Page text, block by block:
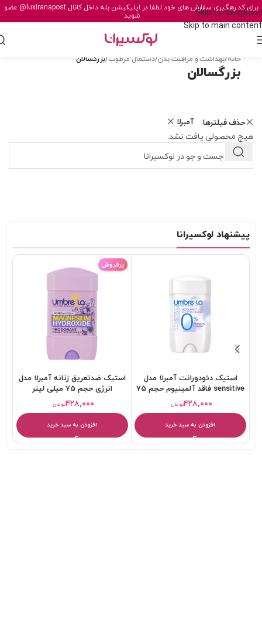
Skip to navigation
Skip to main content
برای کد رهگیری سفارش های خود لطفا در اپلیکیشن بله داخل کانال@luxiranapost عضو
شوید.
خانه/بهداشت و مراقبت بدن/دستمال مرطوب/بزرگسالان
بزرگسالان
حذف فیلترها آمبرلا
هیچ محصولی یافت نشد.
پیشنهاد لوکسیرانا
استیک دئودورانت آمبرلا مدل
sensitive فاقد آلمینیوم حجم 75
میلی لیترتومان۴۲۸,۰۰۰
افزودن به سبد خرید
پرفروش
استیک ضدتعریق زنانه آمبرلا مدل
انرژی حجم 75 میلی لیتر
تومان۴۲۸,۰۰۰
افزودن به سبد خرید